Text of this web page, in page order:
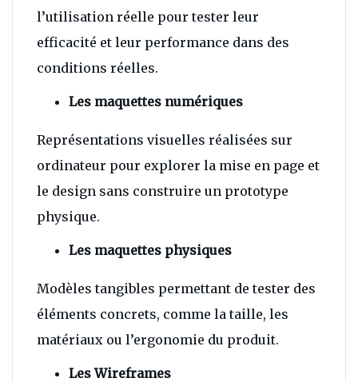
l’utilisation réelle pour tester leur
efficacité et leur performance dans des
conditions réelles.
Les maquettes numériques
Représentations visuelles réalisées sur
ordinateur pour explorer la mise en page et
le design sans construire un prototype
physique.
Les maquettes physiques
Modèles tangibles permettant de tester des
éléments concrets, comme la taille, les
matériaux ou l’ergonomie du produit.
Les Wireframes